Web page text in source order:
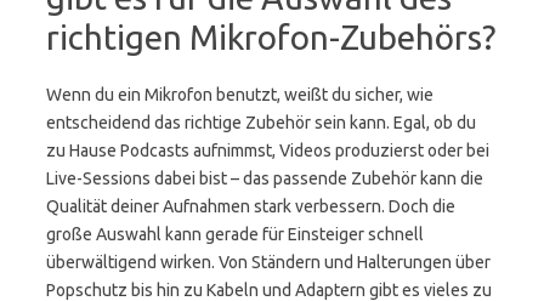
richtigen Mikrofon-Zubehörs?
Wenn du ein Mikrofon benutzt, weißt du sicher, wie
entscheidend das richtige Zubehör sein kann. Egal, ob du
zu Hause Podcasts aufnimmst, Videos produzierst oder bei
Live-Sessions dabei bist – das passende Zubehör kann die
Qualität deiner Aufnahmen stark verbessern. Doch die
große Auswahl kann gerade für Einsteiger schnell
überwältigend wirken. Von Ständern und Halterungen über
Popschutz bis hin zu Kabeln und Adaptern gibt es vieles zu